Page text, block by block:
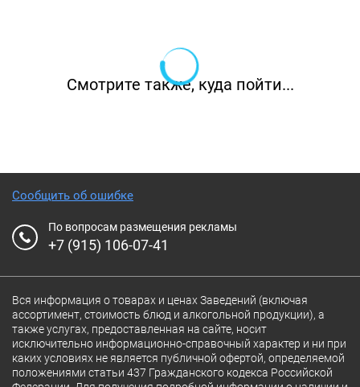
Смотрите также, куда пойти...
Сообщить об ошибке
По вопросам размещения рекламы
+7 (915) 106-07-41
Вся информация о товарах и ценах Заведений (включая
ассортимент, стоимость блюд и алкогольной продукции), а
также услугах, предоставленная на сайте, носит
исключительно информационно-справочный характер и ни при
каких условиях не является публичной офертой, определяемой
положениями статьи 437 Гражданского кодекса Российской